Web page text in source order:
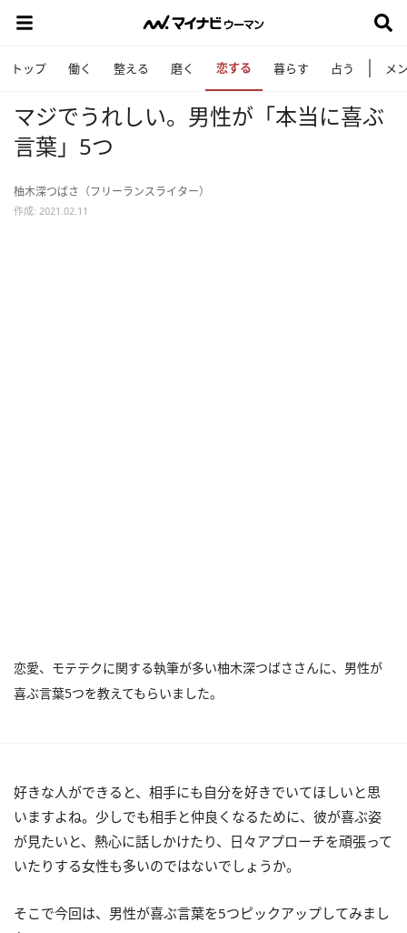
トップ 働く 整える 磨く 恋する 暮らす 占う メ
マジでうれしい。男性が「本当に喜ぶ
言葉」5つ
柚木深つばさ（フリーランスライター）
作成: 2021.02.11
恋愛、モテテクに関する執筆が多い柚木深つばささんに、男性が
喜ぶ言葉5つを教えてもらいました。
好きな人ができると、相手にも自分を好きでいてほしいと思
いますよね。少しでも相手と仲良くなるために、彼が喜ぶ姿
が見たいと、熱心に話しかけたり、日々アプローチを頑張って
いたりする女性も多いのではないでしょうか。
そこで今回は、男性が喜ぶ言葉を5つピックアップしてみまし